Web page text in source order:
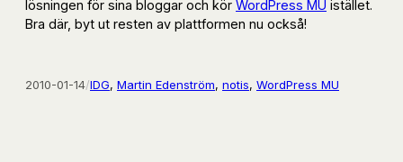
lösningen för sina bloggar och kör WordPress MU istället.
Bra där, byt ut resten av plattformen nu också!
2010-01-14/IDG, Martin Edenström, notis, WordPress MU